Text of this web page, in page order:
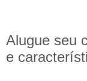
Alugue seu
e